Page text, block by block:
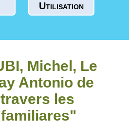
Utilisation
Michel, Le
Antonio de
les